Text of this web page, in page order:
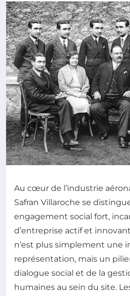
Au cœur de l’industrie
Safran Villaroche se
engagement social fort,
d’entreprise actif et
n’est plus simplement une
représentation, mais un
dialogue social et de la
humaines au sein du site.